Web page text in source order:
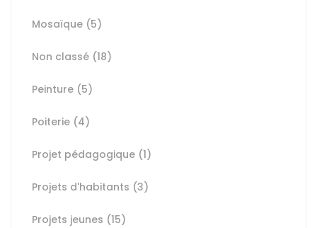
Mosaïque (5)
Non classé (18)
Peinture (5)
Poiterie (4)
Projet pédagogique (1)
Projets d'habitants (3)
Projets jeunes (15)